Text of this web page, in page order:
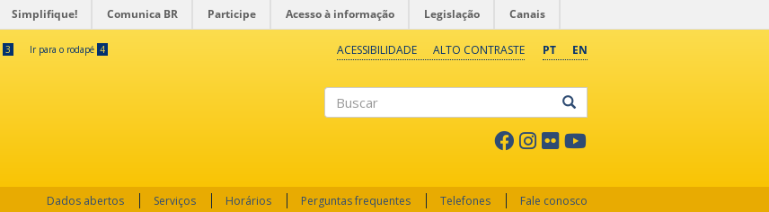
Simplifique! Comunica BR Participe Acesso à informação Legislação Canais
3 Ir para o rodapé 4 PT EN
ACESSIBILIDADE ALTO CONTRASTE
Dados abertos Serviços Horários Perguntas frequentes Telefones Fale conosco